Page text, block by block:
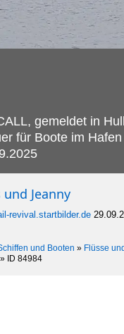
gemeldet in
für Boote im
Jeanny
revival.startbilder.de
und Booten » Flüsse
» ID 84984